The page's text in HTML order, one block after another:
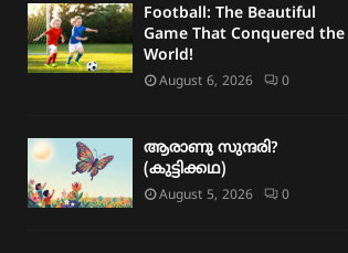
Football: The Beautiful
Game That Conquered the
World!
August 6, 2026 0
ആരാണു സുന്ദരി?
(കുട്ടിക്കഥ)
August 5, 2026 0